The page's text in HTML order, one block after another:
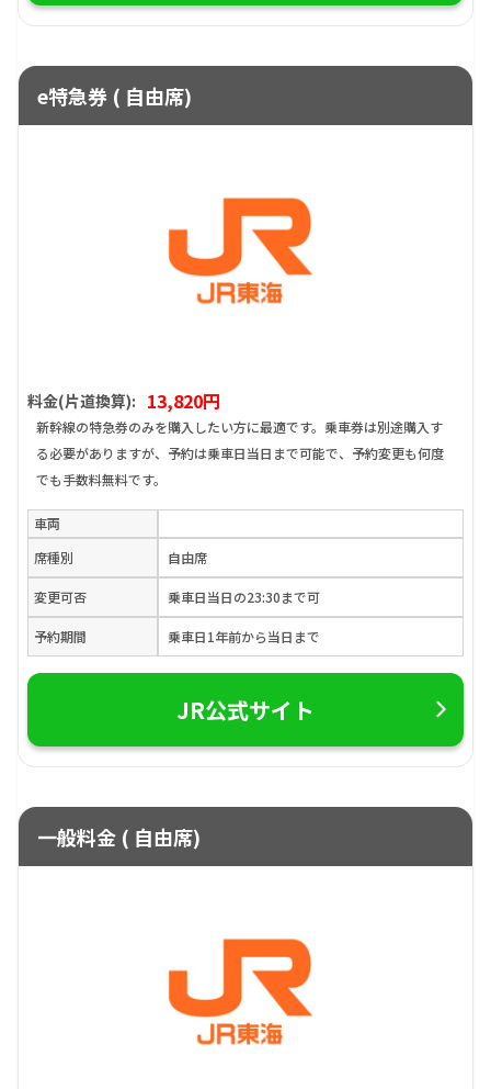
e特急券 ( 自由席)
料金(片道換算): 13,820円
新幹線の特急券のみを購入したい方に最適です。乗車券は別途購入す
る必要がありますが、予約は乗車日当日まで可能で、予約変更も何度
でも手数料無料です。
車両
席種別
自由席
変更可否 乗車日当日の23:30まで可
予約期間 乗車日1年前から当日まで
JR公式サイト
一般料金 ( 自由席)